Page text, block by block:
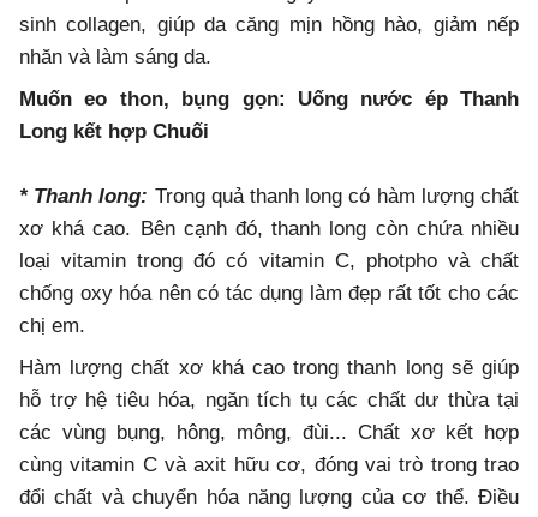
sinh collagen, giúp da căng mịn hồng hào, giảm nếp
nhăn và làm sáng da.
Muốn eo thon, bụng gọn: Uống nước ép Thanh
Long kết hợp Chuối
* Thanh long: Trong quả thanh long có hàm lượng chất
xơ khá cao. Bên cạnh đó, thanh long còn chứa nhiều
loại vitamin trong đó có vitamin C, photpho và chất
chống oxy hóa nên có tác dụng làm đẹp rất tốt cho các
chị em.
Hàm lượng chất xơ khá cao trong thanh long sẽ giúp
hỗ trợ hệ tiêu hóa, ngăn tích tụ các chất dư thừa tại
các vùng bụng, hông, mông, đùi... Chất xơ kết hợp
cùng vitamin C và axit hữu cơ, đóng vai trò trong trao
đổi chất và chuyển hóa năng lượng của cơ thể. Điều